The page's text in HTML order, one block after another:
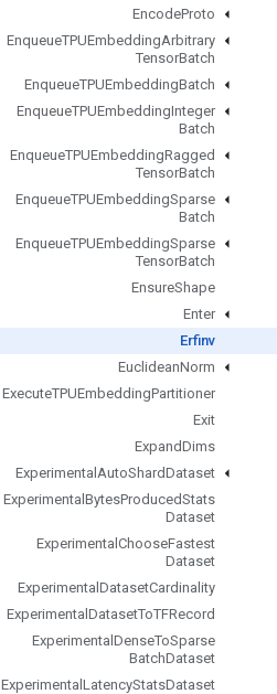
EncodeProto
EnqueueTPUEmbeddingArbitrary
TensorBatch
EnqueueTPUEmbeddingBatch
EnqueueTPUEmbeddingInteger
Batch
EnqueueTPUEmbeddingRagged
TensorBatch
EnqueueTPUEmbeddingSparse
Batch
EnqueueTPUEmbeddingSparse
TensorBatch
EnsureShape
Enter
Erfinv
EuclideanNorm
ExecuteTPUEmbeddingPartitioner
Exit
ExpandDims
Experimental AutoShardDataset
Experimental BytesProducedStats
Dataset
Experimental ChooseFastest
Dataset
Experimental DatasetCardinality
Experimental DatasetToTFRecord
Experimental DenseToSparse
BatchDataset
Experimental LatencyStatsDataset